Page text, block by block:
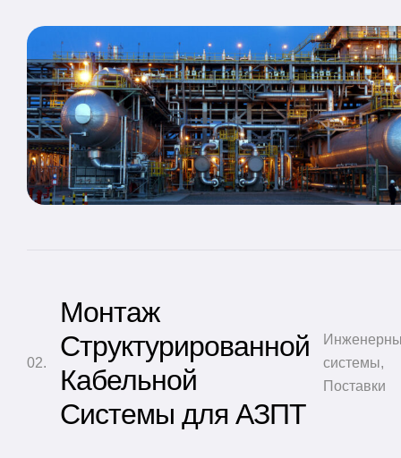
Монтаж
Структурированной
Кабельной
Системы для АЗПТ
системы,
Поставки